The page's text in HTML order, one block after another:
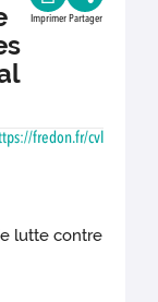
Imprimer Partager
fredon.fr/cvl
lutte contre